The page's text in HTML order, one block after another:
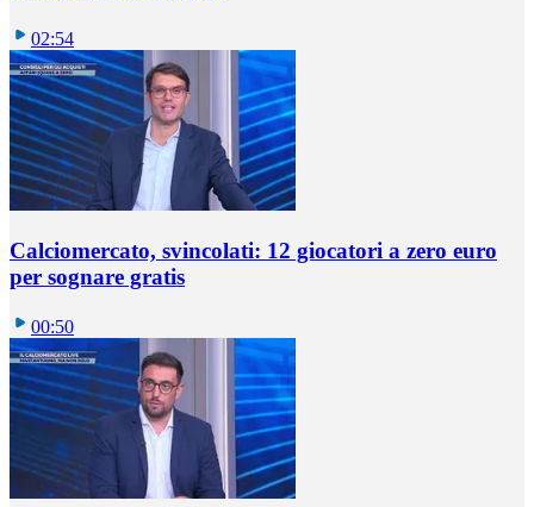
02:54
Calciomercato, svincolati: 12 giocatori a zero euro
per sognare gratis
00:50